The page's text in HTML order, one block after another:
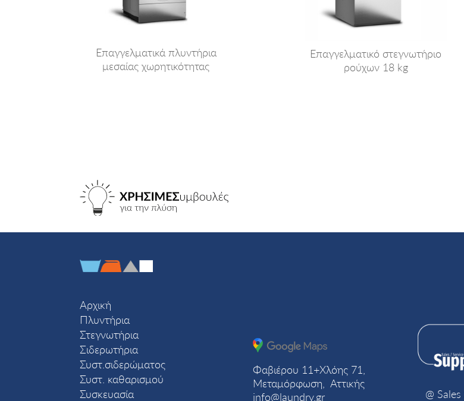
Επαγγελματικά πλυντήρια
μεσαίας χωρητικότητας
Επαγγελματικό στεγνωτήριο
ρούχων 18 kg
Αρχική
Πλυντήρια
Στεγνωτήρια
Σιδερωτήρια
Συστ.σιδερώματος
Συστ. καθαρισμού
Συσκευασία
Φαβιέρου 11+Χλόης 71,
Μεταμόρφωση, Αττικής
info@laundry.gr
@